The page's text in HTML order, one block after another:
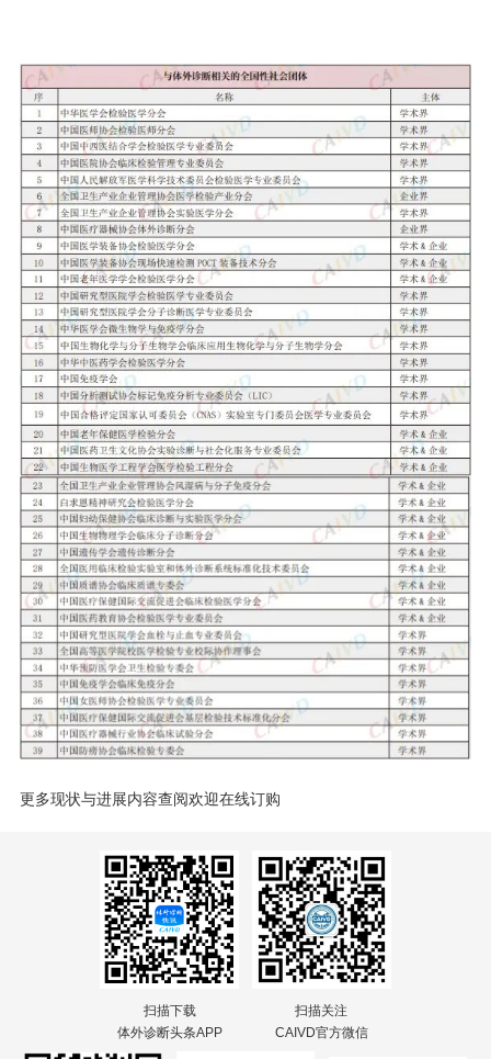
更多现状与进展内容查阅欢迎在线订购
扫描下载
体外诊断头条APP
扫描关注
CAIVD官方微信